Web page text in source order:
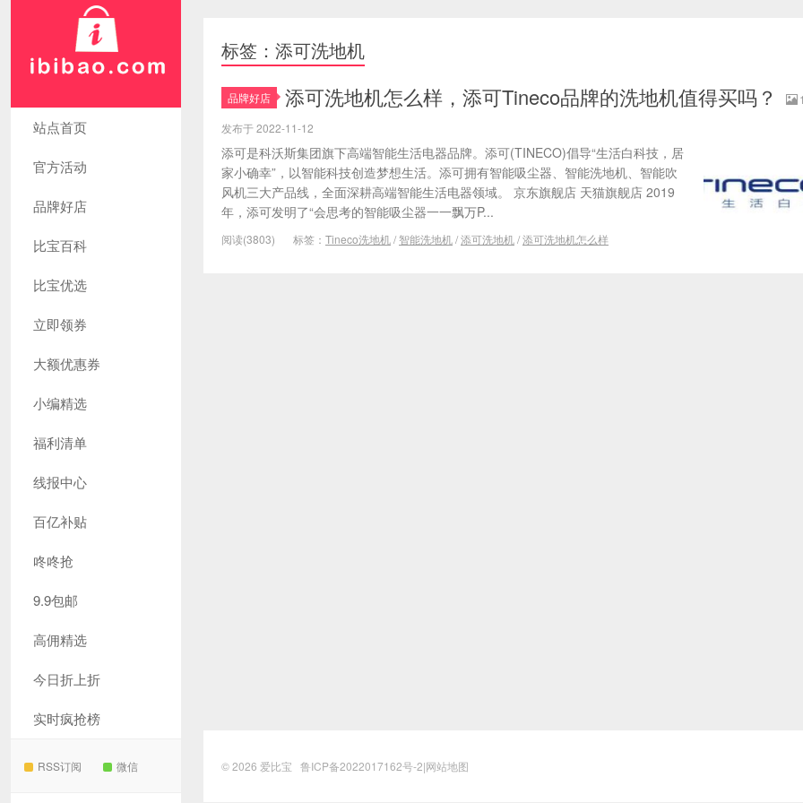
站点首页
官方活动
品牌好店
比宝百科
比宝优选
立即领券
大额优惠券
小编精选
福利清单
线报中心
百亿补贴
咚咚抢
9.9包邮
高佣精选
今日折上折
实时疯抢榜
RSS订阅 微信
标签：添可洗地机
品牌好店 添可洗地机怎么样，添可Tineco品牌的洗地机值得买吗？
发布于 2022-11-12
添可是科沃斯集团旗下高端智能生活电器品牌。添可(TINECO)倡导“生活白科技，居
家小确幸”，以智能科技创造梦想生活。添可拥有智能吸尘器、智能洗地机、智能吹
风机三大产品线，全面深耕高端智能生活电器领域。 京东旗舰店 天猫旗舰店 2019
年，添可发明了“会思考的智能吸尘器一一飘万P...
阅读(3803) 标签： Tineco洗地机/ 智能洗地机/添可洗地机/添可洗地机怎么样
© 2026 爱比宝 鲁ICP备2022017162号-2|网站地图